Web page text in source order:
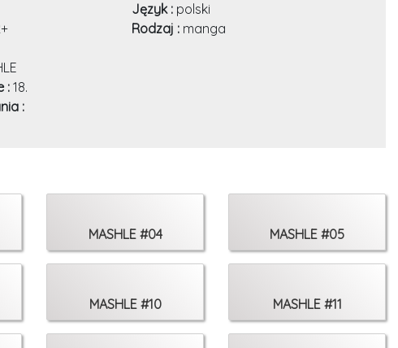
: 18.
:
Język : polski
Rodzaj : manga
MASHLE #04 MASHLE #05
MASHLE #10 MASHLE #11